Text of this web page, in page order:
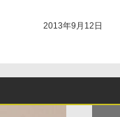
2013年9月12日